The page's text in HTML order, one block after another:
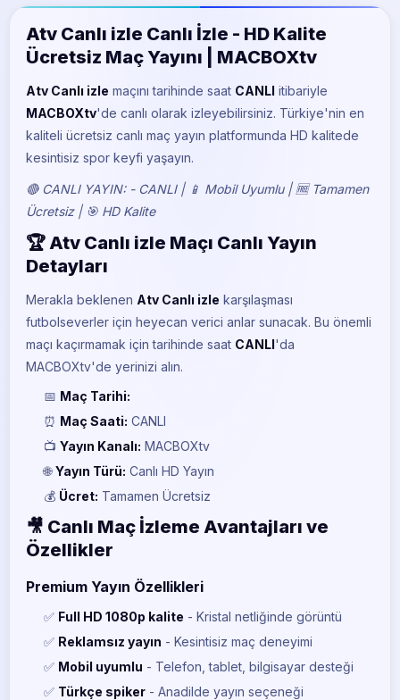
BeIN Sports 5
Atv Canlı izle Canlı İzle - HD Kalite
Ücretsiz Maç Yayını | MACBOXtv
Atv Canlı izle maçınıtarihinde saat CANLI itibariyle
MACBOXtv'de canlı olarak izleyebilirsiniz. Türkiye'nin en
kaliteli ücretsiz canlı maç yayın platformunda HD kalitede
kesintisiz spor keyfi yaşayın.
🔴 CANLI YAYIN: - CANLI | 📱 Mobil Uyumlu | 🆓 Tamamen
Ücretsiz | 🎯 HD Kalite
🏆 Atv Canlı izle Maçı Canlı Yayın
Detayları
Merakla beklenen Atv Canlı izle karşılaşması
futbolseverler için heyecan verici anlar sunacak. Bu önemli
maçı kaçırmamak içintarihinde saat CANLI'da
MACBOXtv'de yerinizi alın.
📅 Maç Tarihi:
⏰ Maç Saati: CANLI
📺 Yayın Kanalı: MACBOXtv
🌐Yayın Türü: Canlı HD Yayın
💰 Ücret: Tamamen Ücretsiz
🎥 Canlı Maç İzleme Avantajları ve
Özellikler
Premium Yayın Özellikleri
✅ Full HD 1080p kalite - Kristal netliğinde görüntü
✅ Reklamsız yayın - Kesintisiz maç deneyimi
✅ Mobil uyumlu - Telefon, tablet, bilgisayar desteği
✅ Türkçe spiker - Anadilde yayın seçeneği